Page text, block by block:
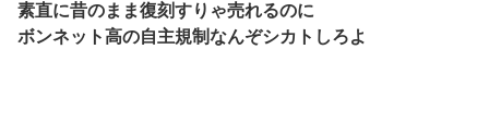
素直に昔のまま復刻すりゃ売れるのに
ボンネット高の自主規制なんぞシカトしろよ